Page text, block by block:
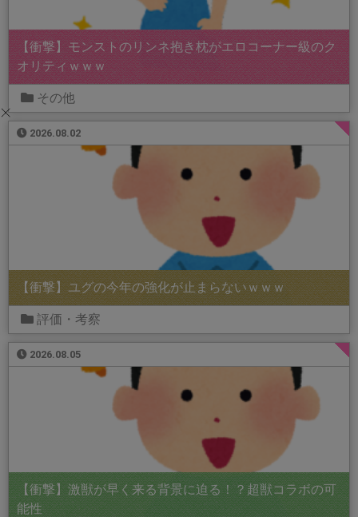
【衝撃】モンストのリンネ抱き枕がエロコーナー級のク
オリティｗｗｗ
その他
2026.08.02
【衝撃】ユグの今年の強化が止まらないｗｗｗ
評価・考察
2026.08.05
【衝撃】激獣が早く来る背景に迫る！？超獣コラボの可
能性